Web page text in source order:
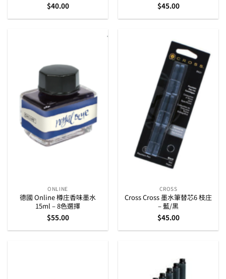
$40.00 $45.00
ONLINE
德國 Online 樽庄香味墨水
15ml – 8色選擇
$55.00
CROSS
Cross Cross 墨水筆替芯6 枝庄
– 藍/黑
$45.00